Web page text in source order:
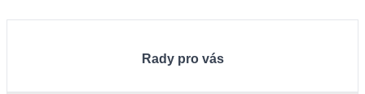
Rady pro vás